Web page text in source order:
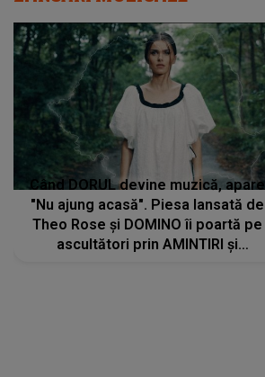
Când DORUL devine muzică, apare
"Nu ajung acasă". Piesa lansată de
Theo Rose și DOMINO îi poartă pe
ascultători prin AMINTIRI și